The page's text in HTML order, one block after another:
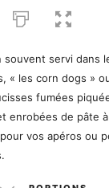
souvent servi dans
« les corn dogs »
fumées
enrobées de pâte
vos apéros ou